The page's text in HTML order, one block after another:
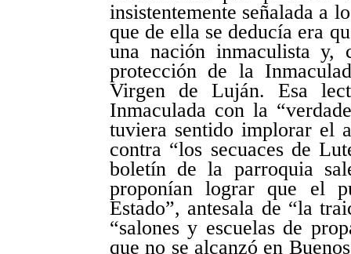
insistentemente señalada a
que de ella se deducía era
una nación inmaculista y,
protección de la
Virgen de Luján. Esa
Inmaculada con la
tuviera sentido implorar el
contra “los secuaces de
boletín de la parroquia
proponían lograr que el
Estado”, antesala de “la
“salones y escuelas de
que no se alcanzó en